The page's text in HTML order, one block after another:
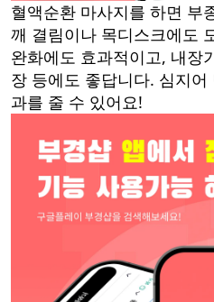
혈액순환 마사지를 하면 부
깨 결림이나 목디스크에도
완화에도 효과적이고, 내장
장 등에도 좋답니다. 심지
과를 줄 수 있어요!